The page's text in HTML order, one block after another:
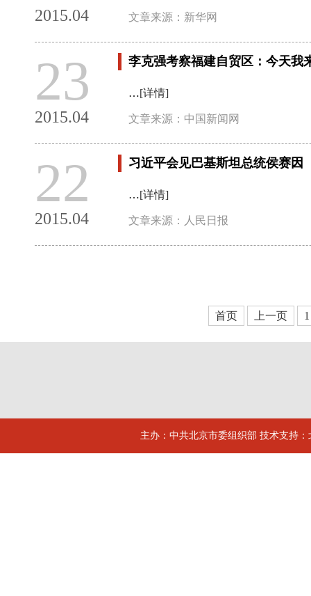
2015.04 文章来源：新华网
23
2015.04
李克强考察福建自贸区：今天我
…[详情]
文章来源：中国新闻网
22
2015.04
习近平会见巴基斯坦总统侯赛因
…[详情]
文章来源：人民日报
首页 上一页 1
主办：中共北京市委组织部 技术支持